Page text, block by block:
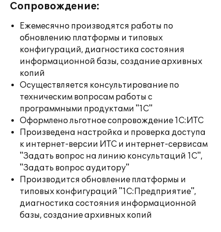
Сопровождение:
Ежемесячно производятся работы по
обновлению платформы и типовых
конфигураций, диагностика состояния
информационной базы, создание архивных
копий
Осуществляется консультирование по
техническим вопросам работы с
программными продуктами "1С"
Оформлено льготное сопровождение 1С:ИТС
Произведена настройка и проверка доступа
к интернет-версии ИТС и интернет-сервисам
"Задать вопрос на линию консультаций 1С",
"Задать вопрос аудитору"
Производится обновление платформы и
типовых конфигураций "1С:Предприятие",
диагностика состояния информационной
базы, создание архивных копий